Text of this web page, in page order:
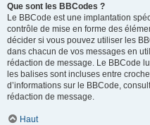
Que sont les BBCodes ?
Le BBCode est une implantation
contrôle de mise en forme des
décider si vous pouvez utiliser les
dans chacun de vos messages en
rédaction de message. Le BBCode
les balises sont incluses entre
d’informations sur le BBCode,
rédaction de message.
Haut